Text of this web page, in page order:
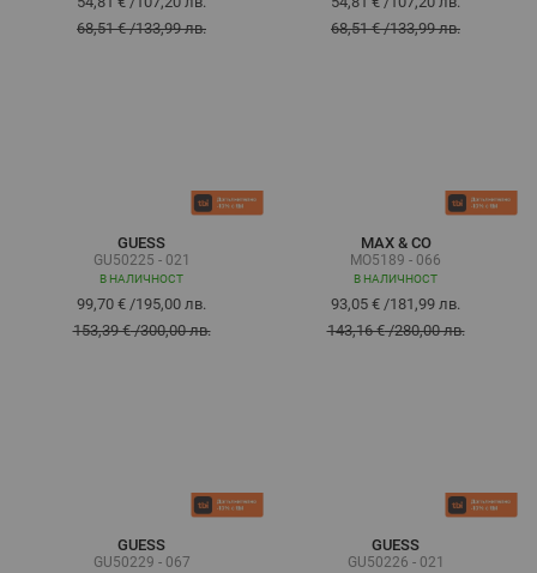
68,51 €/133,99 лв.
68,51 €/133,99 лв.
GUESS
GU50225 - 021
В НАЛИЧНОСТ
99,70 € /195,00 лв.
153,39 €/300,00 лв.
MAX & CO
MO5189 - 066
В НАЛИЧНОСТ
93,05 € /181,99 лв.
143,16 €/280,00 лв.
GUESS
GU50229 - 067
GUESS
GU50226 - 021